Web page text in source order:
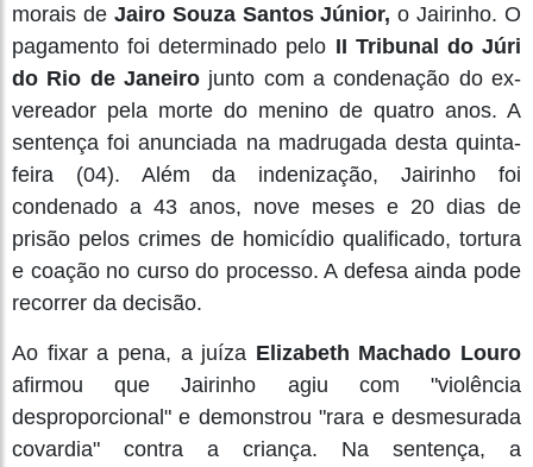
morais de Jairo Souza Santos Júnior, o Jairinho. O
pagamento foi determinado pelo II Tribunal do Júri
do Rio de Janeiro junto com a condenação do ex-
vereador pela morte do menino de quatro anos. A
sentença foi anunciada na madrugada desta quinta-
feira (04). Além da indenização, Jairinho foi
condenado a 43 anos, nove meses e 20 dias de
prisão pelos crimes de homicídio qualificado, tortura
e coação no curso do processo. A defesa ainda pode
recorrer da decisão.
Ao fixar a pena, a juíza Elizabeth Machado Louro
afirmou que Jairinho agiu com "violência
desproporcional" e demonstrou "rara e desmesurada
covardia" contra a criança. Na sentença, a